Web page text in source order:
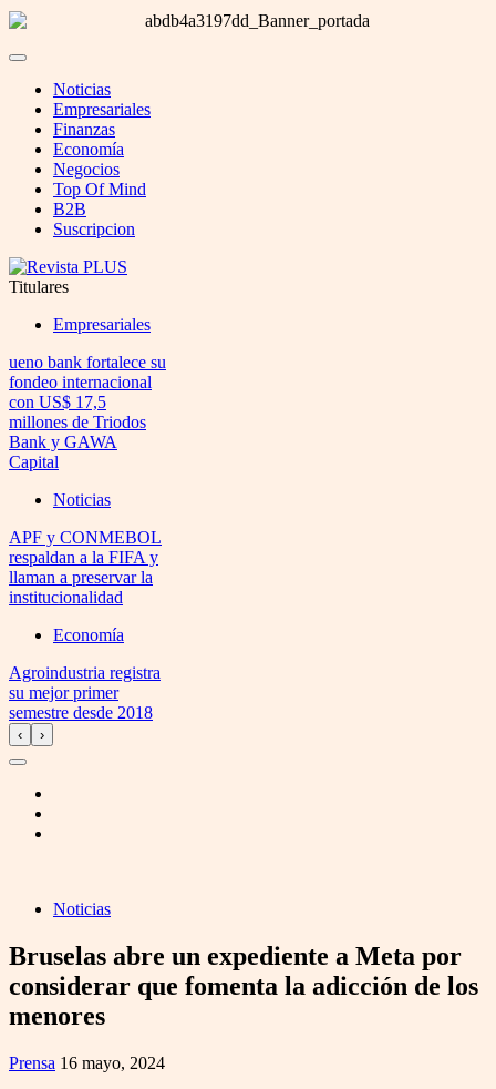
Noticias
Empresariales
Finanzas
Economía
Negocios
Top Of Mind
B2B
Suscripcion
Titulares
Empresariales
ueno bank fortalece su
fondeo internacional
con US$ 17,5
millones de Triodos
Bank y GAWA
Capital
Noticias
APF y CONMEBOL
respaldan a la FIFA y
llaman a preservar la
institucionalidad
Economía
Agroindustria registra
su mejor primer
semestre desde 2018
‹ ›
Noticias
Bruselas abre un expediente a Meta por
considerar que fomenta la adicción de los
menores
Prensa 16 mayo, 2024